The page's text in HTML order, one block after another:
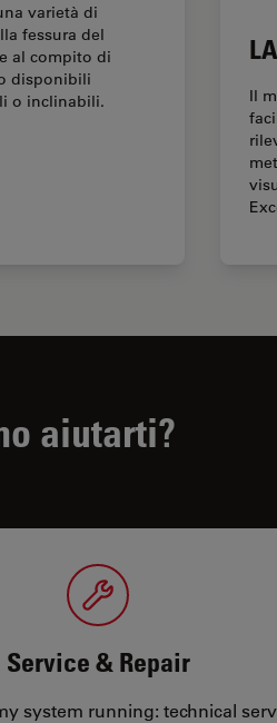
varietà di
fessura del
al compito di
disponibili
o inclinabili.
Il
aiutarti?
Service & Repair
system running: technical